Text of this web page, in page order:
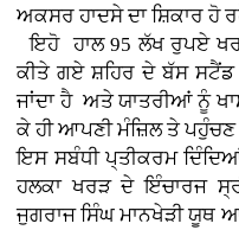
ਅਕਸਰ ਹਾਦਸੇ ਦਾ ਸ਼ਿਕਾਰ ਹੋ
ਇਹੋ ਹਾਲ 95 ਲੱਖ ਰੁਪਏ
ਕੀਤੇ ਗਏ ਸ਼ਹਿਰ ਦੇ ਬੱਸ
ਜਾਂਦਾ ਹੈ ਅਤੇ ਯਾਤਰੀਆਂ ਨੂੰ
ਕੇ ਹੀ ਆਪਣੀ ਮੰਜ਼ਿਲ ਤੇ
ਇਸ ਸਬੰਧੀ ਪ੍ਤੀਕਰਮ
ਹਲਕਾ ਖਰੜ ਦੇ ਇੰਚਾਰਜ
ਜੁਗਰਾਜ ਸਿੰਘ ਮਾਨਖੇੜੀ ਯੂਥ